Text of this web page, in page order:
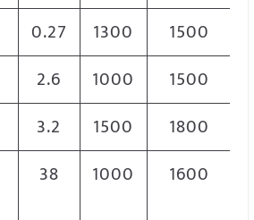
0.27 1300 1500
2.6 1000 1500
3.2 1500 1800
38 1000 1600